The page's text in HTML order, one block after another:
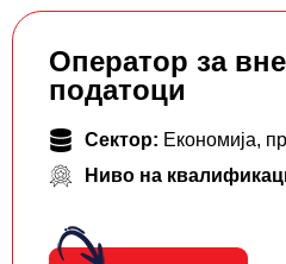
Оператор за
податоци
Сектор: Економија,
Ниво на